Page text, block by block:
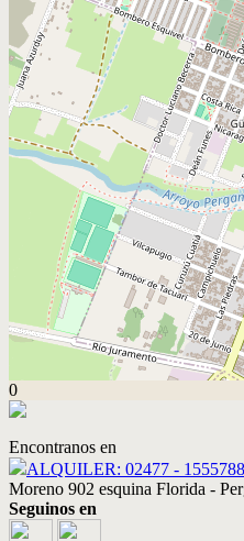
0
Encontranos en
ALQUILER: 02477 -
Moreno 902 esquina Florida -
Seguinos en